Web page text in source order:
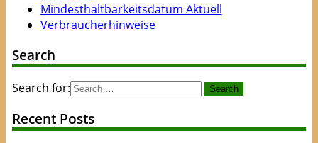
Mindesthaltbarkeitsdatum Aktuell
Verbraucherhinweise
Search
Search for:
Recent Posts